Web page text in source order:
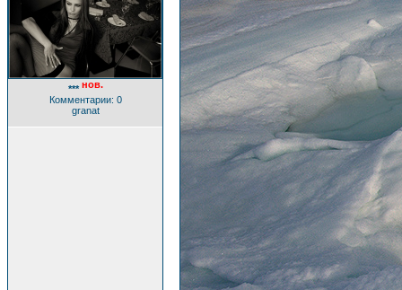
*** нов.
Комментарии: 0
granat